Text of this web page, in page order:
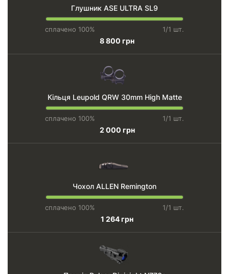
Глушник ASE ULTRA SL9
сплачено 100% 1/1 шт.
8 800 грн
Кільця Leupold QRW 30mm High Matte
сплачено 100% 1/1 шт.
2 000 грн
Чохол ALLEN Remington
сплачено 100% 1/1 шт.
1 264 грн